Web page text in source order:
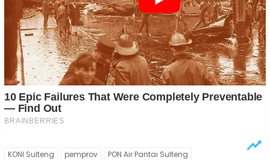
KONI Sulteng pemprov PON Air Pantai Sulteng